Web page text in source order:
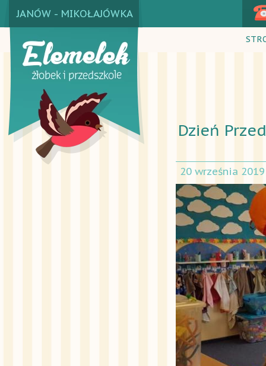
JANÓW - MIKOŁAJÓWKA
20 września 2019
Dzień